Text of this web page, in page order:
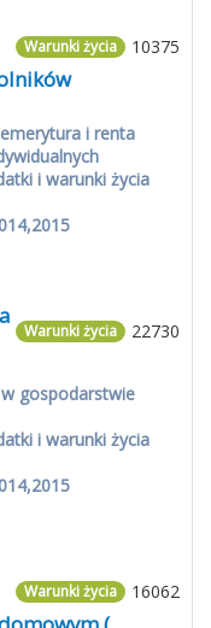
10375
Warunki życia
i renta
i warunki życia
22730
Warunki życia
gospodarstwie
i warunki życia
16062
Warunki życia